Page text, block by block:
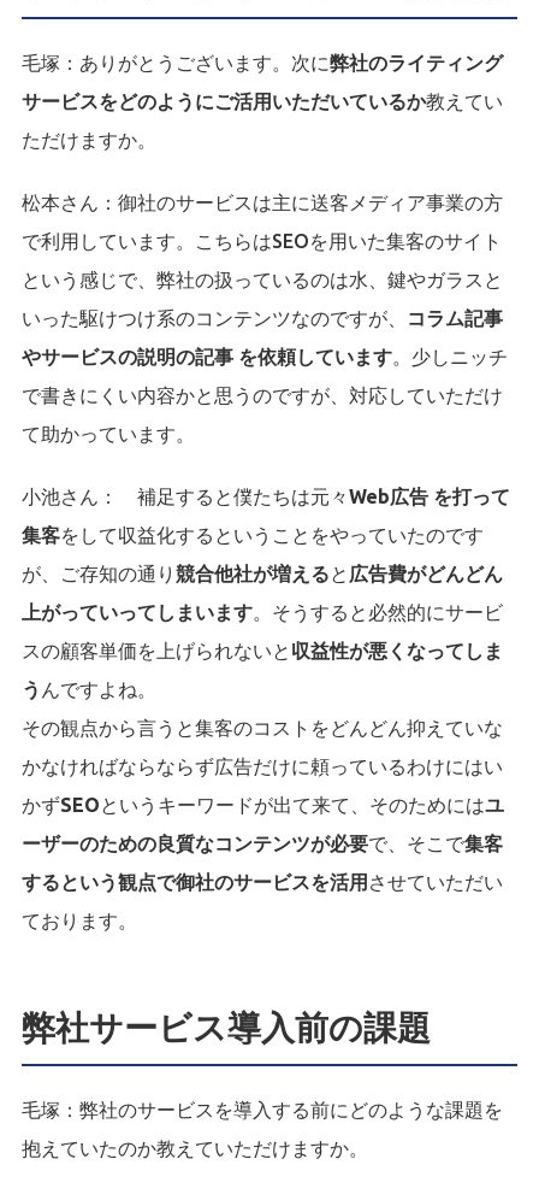
毛塚： ありがとうございます。次に弊社のライティング
サービスをどのようにご活用いただいているか教えてい
ただけますか。
松本さん： 御社のサービスは主に送客メディア事業の方
で利用しています。こちらはSEOを用いた集客のサイト
という感じで、弊社の扱っているのは水、鍵やガラスと
いった駆けつけ系のコンテンツなのですが、
コラム記事
やサービスの説明の記事 を依頼しています。少しニッチ
で書きにくい内容かと思うのですが、対応していただけ
て助かっています。
小池さん： 補足すると僕たちは元々Web広告 を打って
集客をして収益化するということをやっていたのです
が、ご存知の通り 競合他社が増えると 広告費がどんどん
上がっていってしまいます。そうすると必然的にサービ
スの顧客単価を上げられないと 収益性が悪くなってしま
う んですよね。
その観点から言うと集客のコストをどんどん抑えていな
かなければならならず広告だけに頼っているわけにはい
かずSEOというキーワードが出て来て、そのためにはユ
ーザーのための良質なコンテンツが必要で、そこで集客
するという観点で御社のサービスを活用 させていただい
ております。
弊社サービス導入前の課題
毛塚： 弊社のサービスを導入する前にどのような課題を
抱えていたのか教えていただけますか。